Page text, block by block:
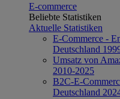
E-commerce
Beliebte Statistiken
Aktuelle Statistiken
E-Commerce -
Deutschland
Umsatz von
2010-2025
B2C-E-
Deutschland